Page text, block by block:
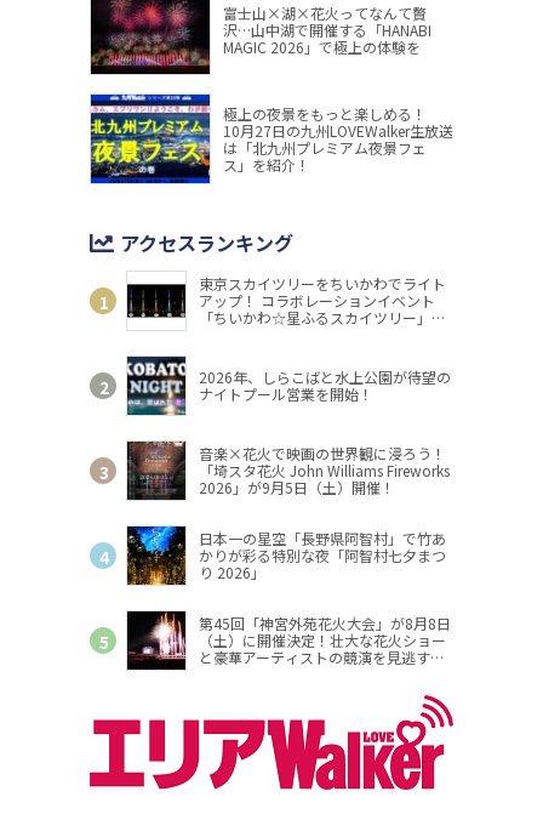
富士山×湖×花火ってなんて贅
沢…山中湖で開催する「HANABI
MAGIC 2026」で極上の体験を
極上の夜景をもっと楽しめる！
10月27日の九州LOVEWalker生放送
は「北九州プレミアム夜景フェ
ス」を紹介！
アクセスランキング
東京スカイツリーをちいかわでライト
アップ！ コラボレーションイベント
「ちいかわ☆星ふるスカイツリー」開
2026年、しらこばと水上公園が待望の
ナイトプール営業を開始！
音楽×花火で映画の世界観に浸ろう！
「埼スタ花火 John Williams Fireworks
2026」が9月5日（土）開催！
日本一の星空「長野県阿智村」で竹あ
かりが彩る特別な夜「阿智村七夕まつ
り 2026」
第45回「神宮外苑花火大会」が8月8日
（土）に開催決定！壮大な花火ショー
と豪華アーティストの競演を見逃す